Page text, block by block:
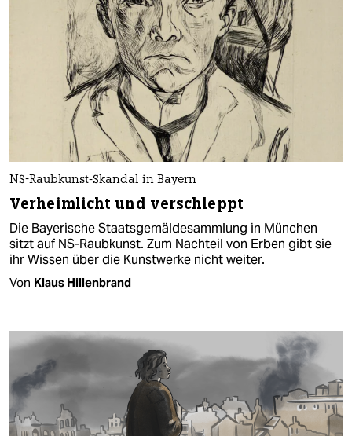
NS-Raubkunst-Skandal in Bayern
Verheimlicht und verschleppt
Die Bayerische Staatsgemäldesammlung in München
sitzt auf NS-Raubkunst. Zum Nachteil von Erben gibt sie
ihr Wissen über die Kunstwerke nicht weiter.
Von Klaus Hillenbrand